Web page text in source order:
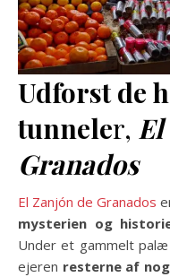
Udforst de
tunneler,
Granados
El Zanjón de Granados
mysterien og
Under et gammelt
ejeren resterne af